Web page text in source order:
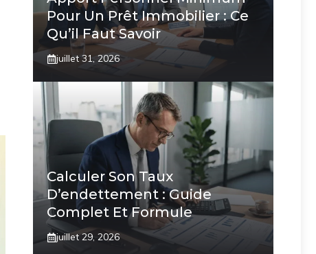
Pour Un Prêt Immobilier : Ce
Qu’il Faut Savoir
juillet 31, 2026
Calculer Son Taux
D’endettement : Guide
Complet Et Formule
juillet 29, 2026